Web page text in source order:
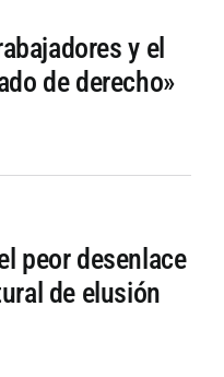
y el
de derecho»
peor desenlace
de elusión